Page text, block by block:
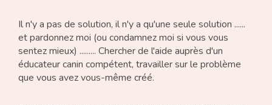
Il n'y a pas de solution, il n'y a qu'une seule solution ......
et pardonnez moi (ou condamnez moi si vous vous
sentez mieux) ......... Chercher de l'aide auprès d'un
éducateur canin compétent, travailler sur le problème
que vous avez vous-même créé.